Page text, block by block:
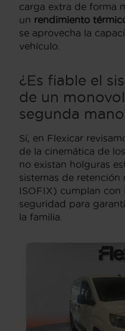
carga extra de forma
un rendimiento
se aprovecha la
vehículo.
¿Es fiable el
de un
segunda
Sí, en Flexicar
de la cinemática de
no existan holguras
sistemas de retención
ISOFIX) cumplan con
seguridad para
la familia.